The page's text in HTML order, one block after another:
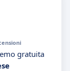
gratuita